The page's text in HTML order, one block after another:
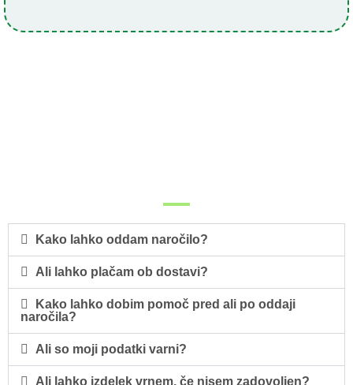
Kako lahko oddam naročilo?
Ali lahko plačam ob dostavi?
Kako lahko dobim pomoč pred ali po oddaji
naročila?
Ali so moji podatki varni?
Ali lahko izdelek vrnem, če nisem zadovoljen?